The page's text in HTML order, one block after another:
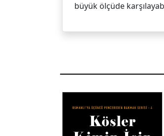
büyük ölçüde